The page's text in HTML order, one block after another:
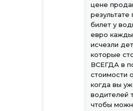
цене
билет у
евро
исчезли
которые
ВСЕГДА в
стоимости
когда вы
водителей
чтобы